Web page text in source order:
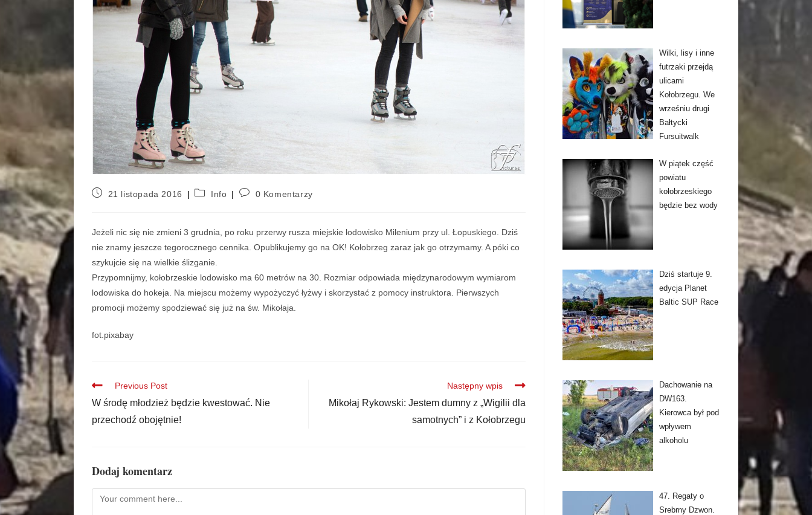
21 listopada 2016 Info 0 Komentarzy
Jeżeli nic się nie zmieni 3 grudnia, po roku przerwy rusza miejskie lodowisko Milenium przy ul. Łopuskiego. Dziś
nie znamy jeszcze tegorocznego cennika. Opublikujemy go na OK! Kołobrzeg zaraz jak go otrzymamy. A póki co
szykujcie się na wielkie ślizganie.
Przypomnijmy, kołobrzeskie lodowisko ma 60 metrów na 30. Rozmiar odpowiada międzynarodowym wymiarom
lodowiska do hokeja. Na miejscu możemy wypożyczyć łyżwy i skorzystać z pomocy instruktora. Pierwszych
promocji możemy spodziewać się już na św. Mikołaja.
fot.pixabay
Previous Post
W środę młodzież będzie kwestować. Nie
przechodź obojętnie!
Następny wpis
Mikołaj Rykowski: Jestem dumny z „Wigilii dla
samotnych” i z Kołobrzegu
Dodaj komentarz
Wilki, lisy i inne
futrzaki przejdą
ulicami
Kołobrzegu. We
wrześniu drugi
Bałtycki
Fursuitwalk
W piątek część
powiatu
kołobrzeskiego
będzie bez wody
Dziś startuje 9.
edycja Planet
Baltic SUP Race
Dachowanie na
DW163.
Kierowca był pod
wpływem
alkoholu
47. Regaty o
Srebrny Dzwon.